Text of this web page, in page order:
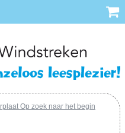
Op zoek naar het begin